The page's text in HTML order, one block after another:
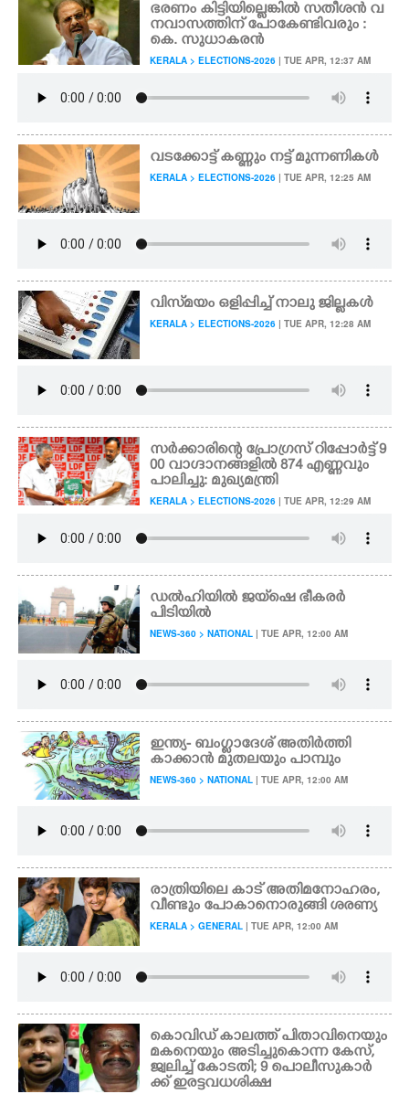
ഭരണം കിട്ടിയില്ലെങ്കിൽ സതീശൻ വ
നവാസത്തിന് പോകേണ്ടിവരും :
കെ. സുധാകരൻ
KERALA > ELECTIONS-2026 | TUE APR, 12:37 AM
വടക്കോട്ട് കണ്ണും നട്ട് മുന്നണികൾ
KERALA > ELECTIONS-2026 | TUE APR, 12:25 AM
വിസ്‌മയം ഒളിപ്പിച്ച് നാലു ജില്ലകൾ
KERALA > ELECTIONS-2026 | TUE APR, 12:28 AM
സർക്കാരിന്റെ പ്രോഗ്രസ് റിപ്പോർട്ട് 9
00 വാഗ്ദാനങ്ങളിൽ 874 എണ്ണവും
പാലിച്ചു: മുഖ്യമന്ത്രി
KERALA > ELECTIONS-2026 | TUE APR, 12:29 AM
ഡൽഹിയിൽ ജയ്‌ഷെ ഭീകരർ
പിടിയിൽ
NEWS-360 > NATIONAL | TUE APR, 12:00 AM
ഇന്ത്യ- ബംഗ്ലാദേശ് അതിർത്തി
കാക്കാൻ മുതലയും പാമ്പും
NEWS-360 > NATIONAL | TUE APR, 12:00 AM
രാത്രിയിലെ കാട് അതിമനോഹരം,
വീണ്ടും പോകാനൊരുങ്ങി ശരണ്യ
KERALA > GENERAL | TUE APR, 12:00 AM
കൊവിഡ് കാലത്ത് പിതാവിനെയും
മകനെയും അടിച്ചുകൊന്ന കേസ്,​
ജ്വലിച്ച് കോടതി; 9 പൊലീസുകാർ
ക്ക് ഇരട്ട വധശിക്ഷ